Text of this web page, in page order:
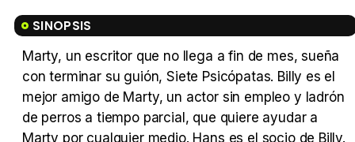
Tráiler 'Vida perra' (2026)
SINOPSIS
Marty, un escritor que no llega a fin de mes, sueña
con terminar su guión, Siete Psicópatas. Billy es el
mejor amigo de Marty, un actor sin empleo y ladrón
de perros a tiempo parcial, que quiere ayudar a
Marty por cualquier medio. Hans es el socio de Billy.